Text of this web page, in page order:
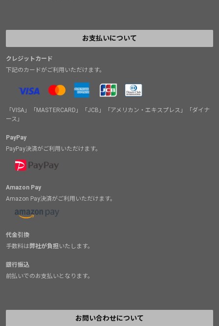
お支払いについて
クレジットカード
下記のカードがご利用いただけます。
「VISA」「MASTERCARD」「JCB」「アメリカン・エキスプレス」「ダイナ
ース」
PayPay
PayPay決済がご利用いただけます。
Amazon Pay
Amazon Pay決済がご利用いただけます。
代金引換
手数料は弊社が負担 いたします。
銀行振込
前払いでのお支払いとなります。
お問い合わせについて